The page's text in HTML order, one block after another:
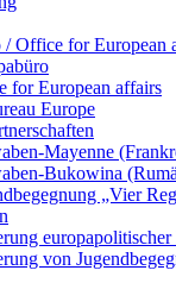
/ Office for European
for European affairs
Europe
Mayenne
Bukowina
„Vier
von